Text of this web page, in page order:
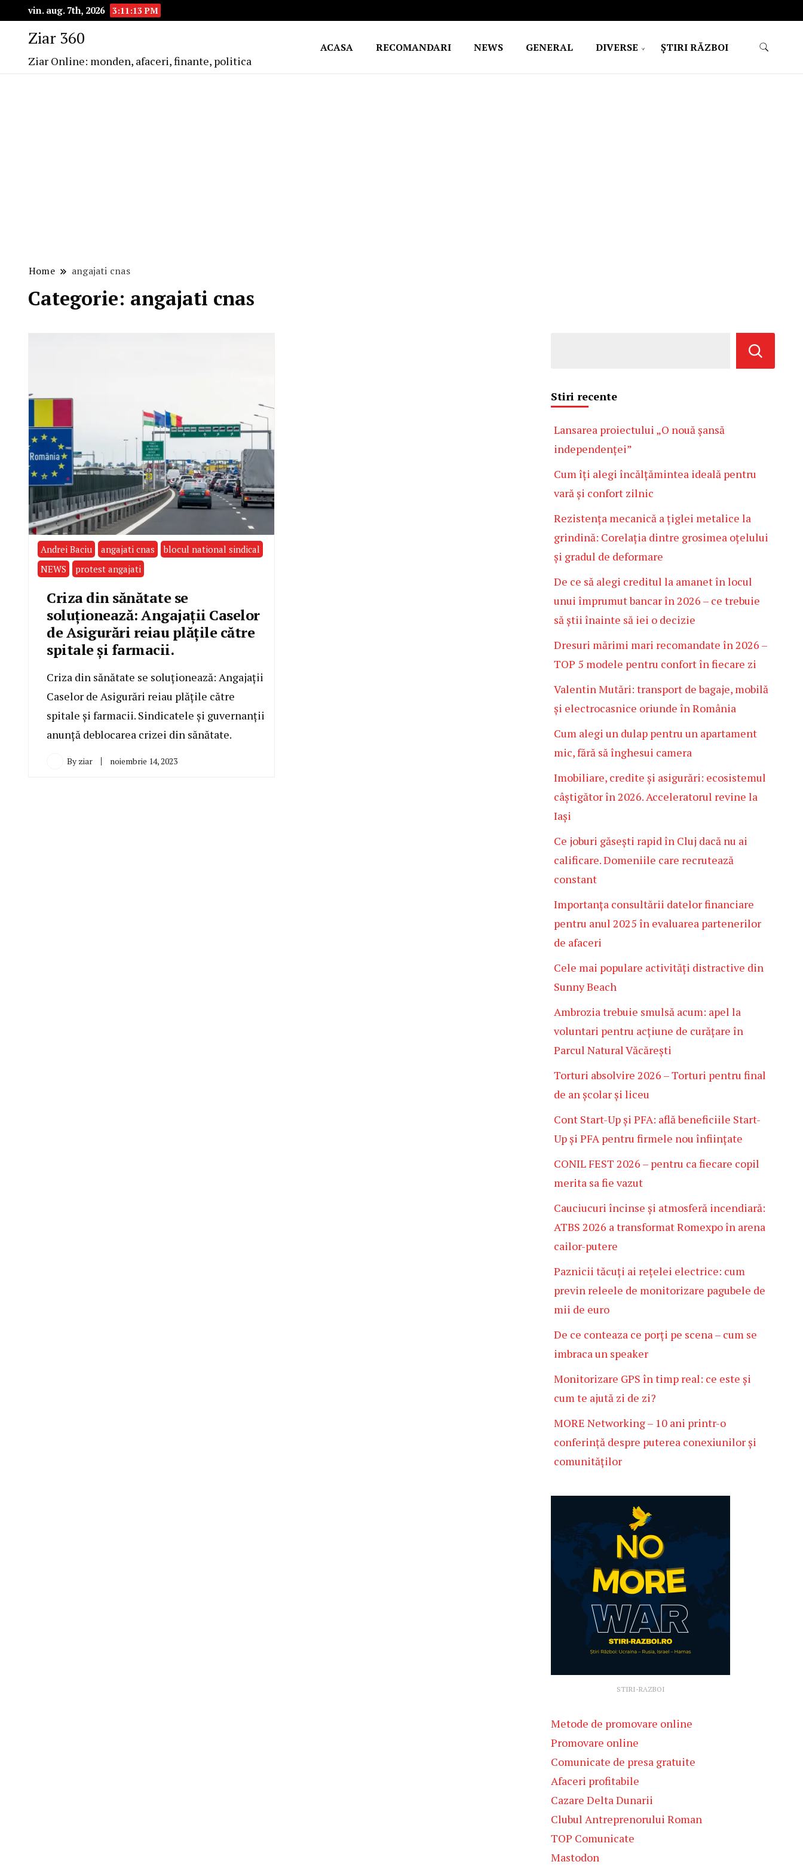
vin. aug. 7th, 2026 3:11:13 PM
Ziar 360
Ziar Online: monden, afaceri, finante, politica
ACASA RECOMANDARI NEWS GENERAL DIVERSE ŞTIRI RĂZBOI
Home angajati cnas
Categorie: angajati cnas
Andrei Baciu angajati cnas
blocul national sindical
NEWS
protest angajati
Criza din sănătate se
soluționează: Angajații Caselor
de Asigurări reiau plățile către
spitale și farmacii.
Criza din sănătate se soluționează: Angajații
Caselor de Asigurări reiau plățile către
spitale și farmacii. Sindicatele și guvernanții
anunță deblocarea crizei din sănătate.
By ziar noiembrie 14, 2023
Stiri recente
Lansarea proiectului „O nouă șansă
independenței”
Cum îți alegi încălțămintea ideală pentru
vară și confort zilnic
Rezistența mecanică a țiglei metalice la
grindină: Corelația dintre grosimea oțelului
și gradul de deformare
De ce să alegi creditul la amanet în locul
unui împrumut bancar în 2026 – ce trebuie
să știi înainte să iei o decizie
Dresuri mărimi mari recomandate în 2026 –
TOP 5 modele pentru confort în fiecare zi
Valentin Mutări: transport de bagaje, mobilă
și electrocasnice oriunde în România
Cum alegi un dulap pentru un apartament
mic, fără să înghesui camera
Imobiliare, credite și asigurări: ecosistemul
câștigător în 2026. Acceleratorul revine la
Iași
Ce joburi găsești rapid în Cluj dacă nu ai
calificare. Domeniile care recrutează
constant
Importanța consultării datelor financiare
pentru anul 2025 în evaluarea partenerilor
de afaceri
Cele mai populare activități distractive din
Sunny Beach
Ambrozia trebuie smulsă acum: apel la
voluntari pentru acțiune de curățare în
Parcul Natural Văcărești
Torturi absolvire 2026 – Torturi pentru final
de an școlar și liceu
Cont Start-Up și PFA: află beneficiile Start-
Up și PFA pentru firmele nou înființate
CONIL FEST 2026 – pentru ca fiecare copil
merita sa fie vazut
Cauciucuri încinse și atmosferă incendiară:
ATBS 2026 a transformat Romexpo în arena
cailor-putere
Paznicii tăcuți ai rețelei electrice: cum
previn releele de monitorizare pagubele de
mii de euro
De ce conteaza ce porți pe scena – cum se
imbraca un speaker
Monitorizare GPS în timp real: ce este și
cum te ajută zi de zi?
MORE Networking – 10 ani printr-o
conferință despre puterea conexiunilor și
comunităților
STIRI-RAZBOI
Metode de promovare online
Promovare online
Comunicate de presa gratuite
Afaceri profitabile
Cazare Delta Dunarii
Clubul Antreprenorului Roman
TOP Comunicate
Mastodon